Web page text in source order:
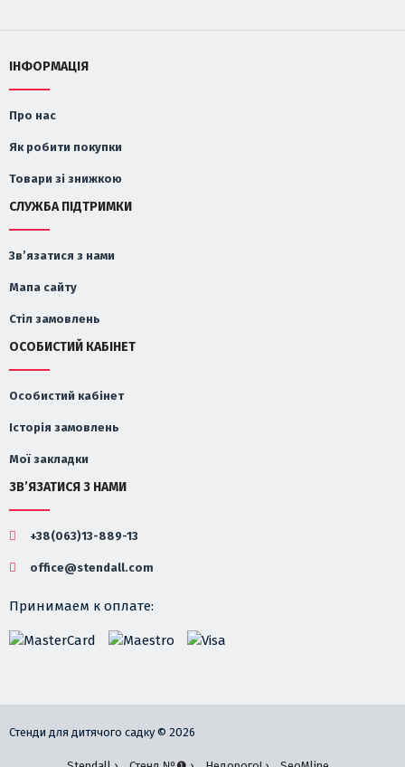
ІНФОРМАЦІЯ
Про нас
Як робити покупки
Товари зі знижкою
СЛУЖБА ПІДТРИМКИ
Зв’язатися з нами
Мапа сайту
Стіл замовлень
ОСОБИСТИЙ КАБІНЕТ
Особистий кабінет
Історія замовлень
Мої закладки
ЗВ’ЯЗАТИСЯ З НАМИ
+38(063)13-889-13
office@stendall.com
Принимаем к оплате:
Стенди для дитячого садку © 2026